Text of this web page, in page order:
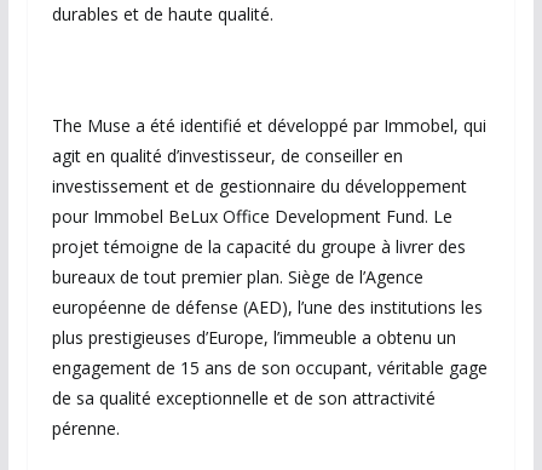
durables et de haute qualité.
The Muse a été identifié et développé par Immobel, qui
agit en qualité d’investisseur, de conseiller en
investissement et de gestionnaire du développement
pour Immobel BeLux Office Development Fund. Le
projet témoigne de la capacité du groupe à livrer des
bureaux de tout premier plan. Siège de l’Agence
européenne de défense (AED), l’une des institutions les
plus prestigieuses d’Europe, l’immeuble a obtenu un
engagement de 15 ans de son occupant, véritable gage
de sa qualité exceptionnelle et de son attractivité
pérenne.